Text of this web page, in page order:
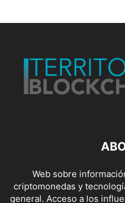
Web sobre
criptomonedas y
general. Acceso a los